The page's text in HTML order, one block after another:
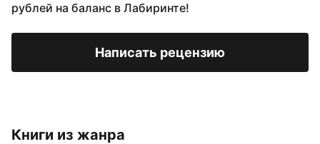
рублей на баланс в Лабиринте!
Написать рецензию
Книги из жанра